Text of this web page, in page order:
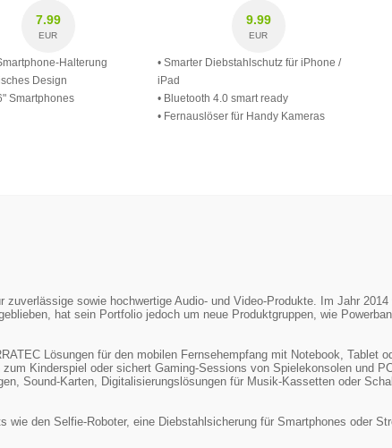
7.99
EUR
Halterung
Design
Smartphones
9.99
EUR
• Smarter Diebstahlschutz für iPhone /
iPad
• Bluetooth 4.0 smart ready
• Fernauslöser für Handy Kameras
sowie hochwertige Audio- und Video-Produkte. Im Jahr
hat sein Portfolio jedoch um neue Produktgruppen, wie
Lösungen für den mobilen Fernsehempfang mit Notebook, Tablet
Kinderspiel oder sichert Gaming-Sessions von Spielekonsolen und
Sound-Karten, Digitalisierungslösungen für Musik-Kassetten oder
wie den Selfie-Roboter, eine Diebstahlsicherung für Smartphones oder